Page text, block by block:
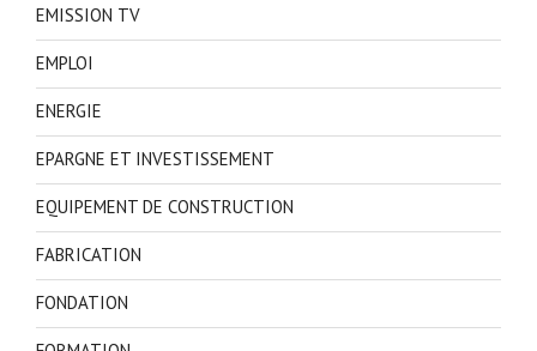
EMISSION TV
EMPLOI
ENERGIE
EPARGNE ET INVESTISSEMENT
EQUIPEMENT DE CONSTRUCTION
FABRICATION
FONDATION